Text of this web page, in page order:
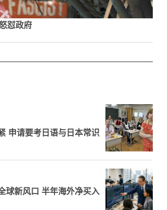
怼政府
申请要考日语与日本常识
球新风口 半年海外净买入